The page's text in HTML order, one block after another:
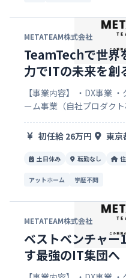
METATEAM株式会社
TeamTechで世
力でITの未来を創
【事業内容】 ・DX事業
ーム事業（自社プロダクト事業） 【推しポイ
「
～」というミッション！
初任給 26万円 東京
土日休み 転勤なし
アットホーム 学歴不問
METATEAM株式会社
ベストベンチャ
す最強のIT集団へ